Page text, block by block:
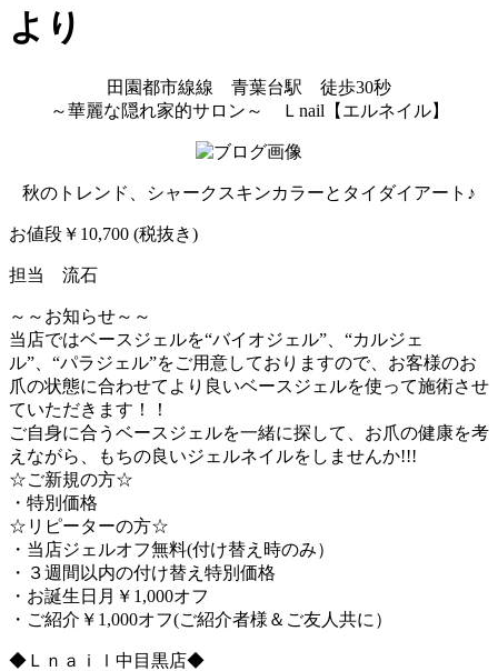
より
田園都市線線 青葉台駅 徒歩30秒
～華麗な隠れ家的サロン～ Ｌnail【エルネイル】
秋のトレンド、シャークスキンカラーとタイダイアート♪
お値段￥10,700 (税抜き)
担当 流石
～～お知らせ～～
当店ではベースジェルを“バイオジェル”、“カルジェ
ル”、“パラジェル”をご用意しておりますので、お客様のお
爪の状態に合わせてより良いベースジェルを使って施術させ
ていただきます！！
ご自身に合うベースジェルを一緒に探して、お爪の健康を考
えながら、もちの良いジェルネイルをしませんか!!!
☆ご新規の方☆
・特別価格
☆リピーターの方☆
・当店ジェルオフ無料(付け替え時のみ）
・３週間以内の付け替え特別価格
・お誕生日月￥1,000オフ
・ご紹介￥1,000オフ(ご紹介者様＆ご友人共に）
◆Ｌｎａｉｌ中目黒店◆